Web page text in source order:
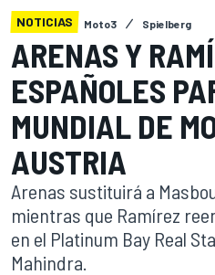
NOTICIAS Moto3 Spielberg
ARENAS Y
ESPAÑOLES
MUNDIAL DE
AUSTRIA
Arenas sustituirá a
mientras que Ramírez
en el Platinum Bay Real
Mahindra.